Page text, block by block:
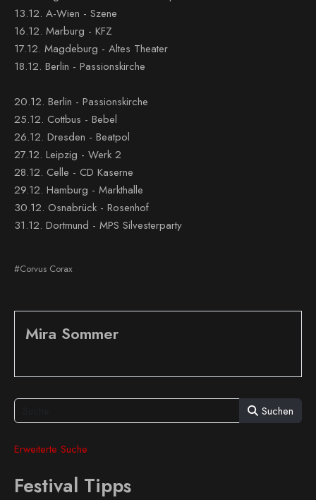
13.12. A-Wien - Szene
16.12. Marburg - KFZ
17.12. Magdeburg - Altes Theater
18.12. Berlin - Passionskirche
20.12. Berlin - Passionskirche
25.12. Cottbus - Bebel
26.12. Dresden - Beatpol
27.12. Leipzig - Werk 2
28.12. Celle - CD Kaserne
29.12. Hamburg - Markthalle
30.12. Osnabrück - Rosenhof
31.12. Dortmund - MPS Silvesterparty
#Corvus Corax
Mira Sommer
Suchen
Erweiterte Suche
Festival Tipps